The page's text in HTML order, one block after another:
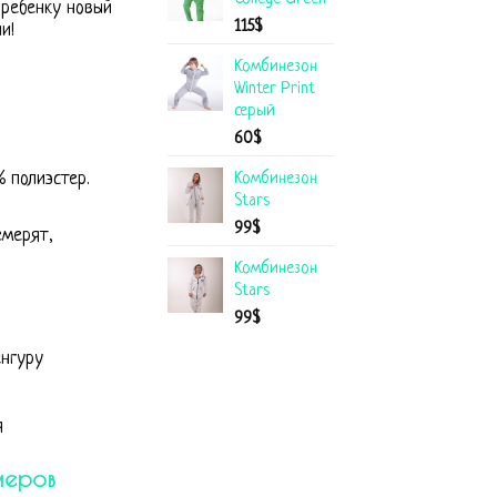
новый
полиэстер.
115$
Комбинезон
Winter Print
серый
60$
Комбинезон
Stars
99$
Комбинезон
Stars
99$